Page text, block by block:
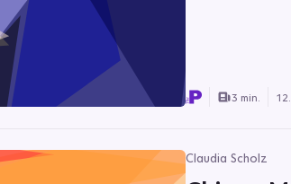
3 min.
Claudia Scholz